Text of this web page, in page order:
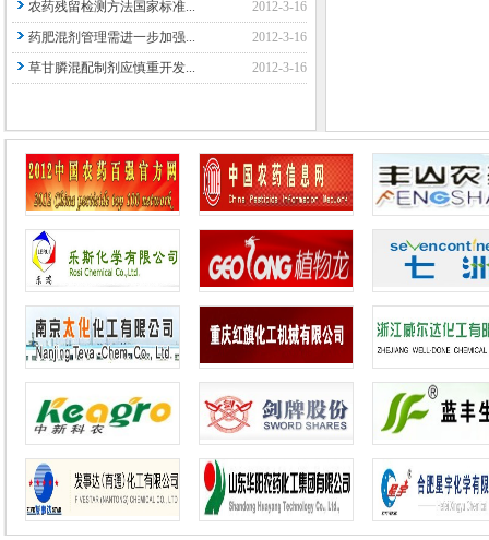
农药残留检测方法国家标准...
2012-3-16
药肥混剂管理需进一步加强...
2012-3-16
草甘膦混配制剂应慎重开发...
2012-3-16